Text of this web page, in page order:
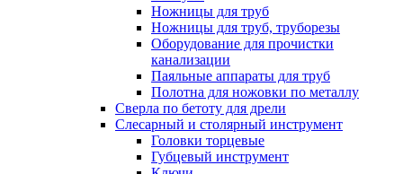
Ножницы для труб
Ножницы для труб, труборезы
Оборудование для прочистки
канализации
Паяльные аппараты для труб
Полотна для ножовки по металлу
Сверла по бетоту для дрели
Слесарный и столярный инструмент
Головки торцевые
Губцевый инструмент